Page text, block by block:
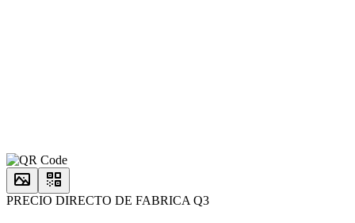
PRECIO DIRECTO DE FABRICA Q3